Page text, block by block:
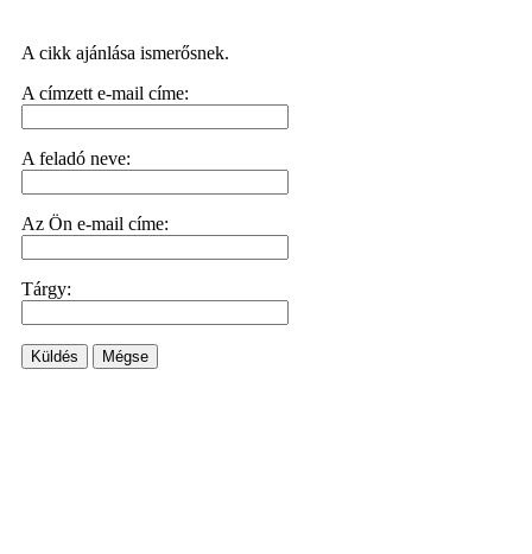
A cikk ajánlása ismerősnek.
A címzett e-mail címe:
A feladó neve:
Az Ön e-mail címe:
Tárgy:
Küldés Mégse